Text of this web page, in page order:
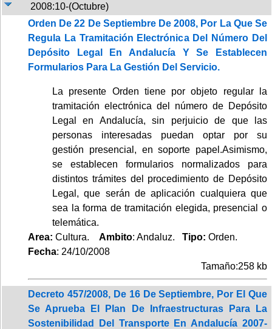
2008:10-(Octubre)
Orden De 22 De Septiembre De 2008, Por La Que Se
Regula La Tramitación Electrónica Del Número Del
Depósito Legal En Andalucía Y Se Establecen
Formularios Para La Gestión Del Servicio.
La presente Orden tiene por objeto regular la
tramitación electrónica del número de Depósito
Legal en Andalucía, sin perjuicio de que las
personas interesadas puedan optar por su
gestión presencial, en soporte papel.Asimismo,
se establecen formularios normalizados para
distintos trámites del procedimiento de Depósito
Legal, que serán de aplicación cualquiera que
sea la forma de tramitación elegida, presencial o
telemática.
Area: Cultura. Ambito: Andaluz. Tipo: Orden.
Fecha: 24/10/2008
Tamaño:258 kb
Decreto 457/2008, De 16 De Septiembre, Por El Que
Se Aprueba El Plan De Infraestructuras Para La
Sostenibilidad Del Transporte En Andalucía 2007-